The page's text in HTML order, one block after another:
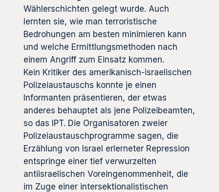
Wählerschichten gelegt wurde. Auch
lernten sie, wie man terroristische
Bedrohungen am besten minimieren kann
und welche Ermittlungsmethoden nach
einem Angriff zum Einsatz kommen.
Kein Kritiker des amerikanisch-israelischen
Polizeiaustauschs konnte je einen
Informanten präsentieren, der etwas
anderes behauptet als jene Polizeibeamten,
so das IPT. Die Organisatoren zweier
Polizeiaustauschprogramme sagen, die
Erzählung von Israel erlerneter Repression
entspringe einer tief verwurzelten
antiisraelischen Voreingenommenheit, die
im Zuge einer intersektionalistischen